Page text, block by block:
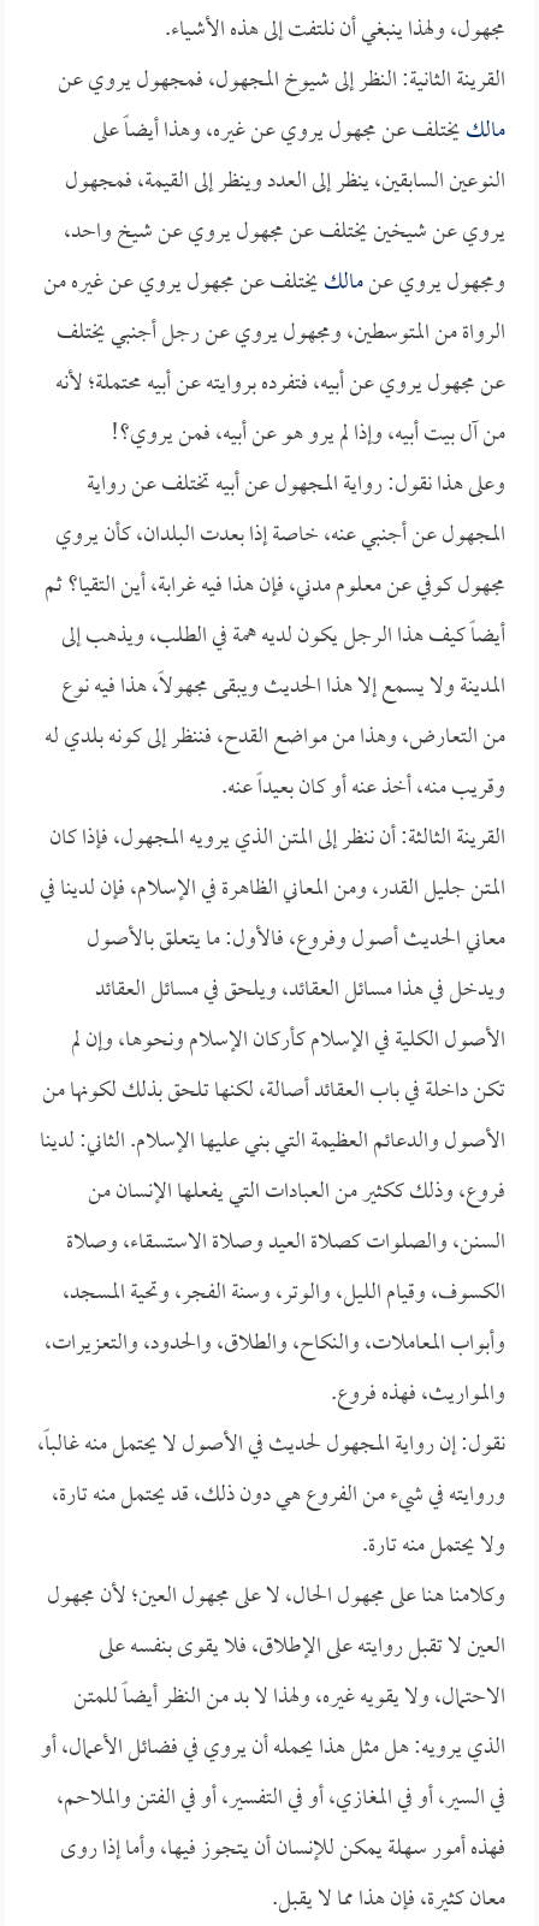
مجهول، ولهذا ينبغي أن نلتفت إلى هذه الأشياء.
القرينة الثانية: النظر إلى شيوخ المجهول، فمجهول يروي عن
مالكيختلف عن مجهول يروي عن غيره، وهذا أيضاً على
النوعين السابقين، ينظر إلى العدد وينظر إلى القيمة، فمجهول
يروي عن شيخين يختلف عن مجهول يروي عن شيخ واحد،
ومجهول يروي عنمالكيختلف عن مجهول يروي عن غيره من
الرواة من المتوسطين، ومجهول يروي عن رجل أجنبي يختلف
عن مجهول يروي عن أبيه، فتفرده بروايته عن أبيه محتملة؛ لأنه
من آل بيت أبيه، وإذا لم يرو هو عن أبيه، فمن يروي؟!
وعلى هذا نقول: رواية المجهول عن أبيه تختلف عن رواية
المجهول عن أجنبي عنه، خاصة إذا بعدت البلدان، كأن يروي
مجهول كوفي عن معلوم مدني، فإن هذا فيه غرابة، أين التقيا؟ ثم
أيضاً كيف هذا الرجل يكون لديه همة في الطلب، ويذهب إلى
المدينة ولا يسمع إلا هذا الحديث ويبقى مجهولاً، هذا فيه نوع
من التعارض، وهذا من مواضع القدح، فننظر إلى كونه بلدي له
وقريب منه، أخذ عنه أو كان بعيداً عنه.
القرينة الثالثة: أن ننظر إلى المتن الذي يرويه المجهول، فإذا كان
المتن جليل القدر، ومن المعاني الظاهرة في الإسلام، فإن لدينا في
معاني الحديث أصول وفروع، فالأول: ما يتعلق بالأصول
ويدخل في هذا مسائل العقائد، ويلحق في مسائل العقائد
الأصول الكلية في الإسلام كأركان الإسلام ونحوها، وإن لم
تكن داخلة في باب العقائد أصالة، لكنها تلحق بذلك لكونها من
الأصول والدعائم العظيمة التي بني عليها الإسلام. الثاني: لدينا
فروع، وذلك ككثير من العبادات التي يفعلها الإنسان من
السنن، والصلوات كصلاة العيد وصلاة الاستسقاء، وصلاة
الكسوف، وقيام الليل، والوتر، وسنة الفجر، وتحية المسجد،
وأبواب المعاملات، والنكاح، والطلاق، والحدود، والتعزيرات،
والمواريث، فهذه فروع.
نقول: إن رواية المجهول لحديث في الأصول لا يحتمل منه غالباً،
وروايته في شيء من الفروع هي دون ذلك، قد يحتمل منه تارة،
ولا يحتمل منه تارة.
وكلامنا هنا على مجهول الحال، لا على مجهول العين؛ لأن مجهول
العين لا تقبل روايته على الإطلاق، فلا يقوى بنفسه على
الاحتمال، ولا يقويه غيره، ولهذا لا بد من النظر أيضاً للمتن
الذي يرويه: هل مثل هذا يحمله أن يروي في فضائل الأعمال، أو
في السير، أو في المغازي، أو في التفسير، أو في الفتن والملاحم،
فهذه أمور سهلة يمكن للإنسان أن يتجوز فيها، وأما إذا روى
معان كثيرة، فإن هذا مما لا يقبل.